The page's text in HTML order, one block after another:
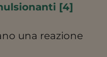
[4]
una reazione